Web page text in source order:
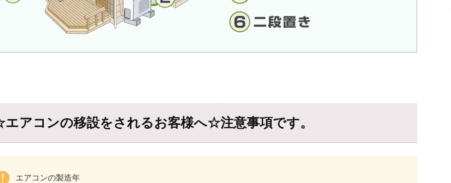
アコンの移設をされるお客様へ☆注意事項です。
エアコンの製造年